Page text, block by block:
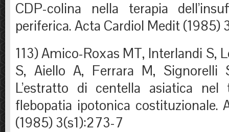
CDP-colina nella terapia
periferica. Acta Cardiol Medit (1985)
113) Amico-Roxas MT, Interlandi S,
S, Aiello A, Ferrara M, Signorelli
L’estratto di centella asiatica nel
flebopatia ipotonica costituzionale.
(1985) 3(s1):273-7